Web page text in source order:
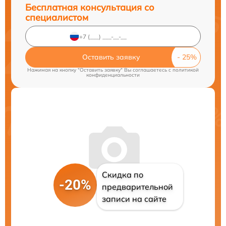
Бесплатная консультация со
специалистом
Оставить заявку
Нажимая на кнопку "Оставить заявку" Вы соглашаетесь c политикой
конфиденциальности
-20%
Скидка по
предварительной
записи на сайте